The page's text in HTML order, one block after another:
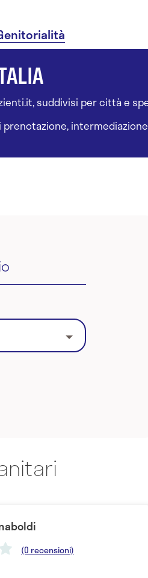
suddivisi per città e
(0 recensioni)